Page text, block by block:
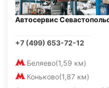
Автосервис
+7 (499) 653-72-12
Беляево(1,59 км)
Коньково(1,87 км)